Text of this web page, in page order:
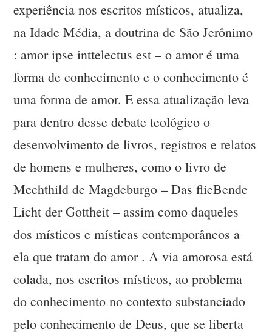
experiência nos escritos místicos, atualiza,
na Idade Média, a doutrina de São Jerônimo
: amor ipse inttelectus est – o amor é uma
forma de conhecimento e o conhecimento é
uma forma de amor. E essa atualização leva
para dentro desse debate teológico o
desenvolvimento de livros, registros e relatos
de homens e mulheres, como o livro de
Mechthild de Magdeburgo – Das flieBende
Licht der Gottheit – assim como daqueles
dos místicos e místicas contemporâneos a
ela que tratam do amor . A via amorosa está
colada, nos escritos místicos, ao problema
do conhecimento no contexto substanciado
pelo conhecimento de Deus, que se liberta